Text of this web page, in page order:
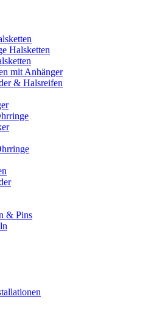
Halsketten
mit Anhänger
& Halsreifen
& Pins